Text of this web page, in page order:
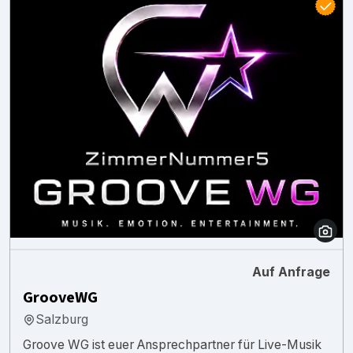
Auf Anfrage
GrooveWG
Salzburg
Groove WG ist euer Ansprechpartner für Live-Musik